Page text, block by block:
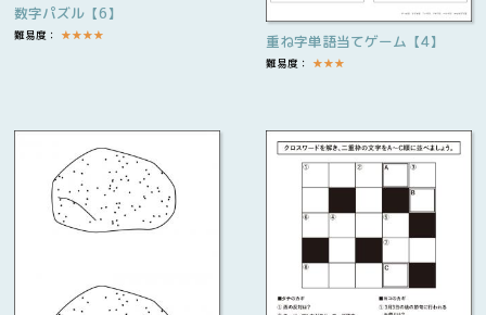
数字パズル【6】
難易度： ★★★★ 重ね字単語当てゲーム【4】
難易度： ★★★